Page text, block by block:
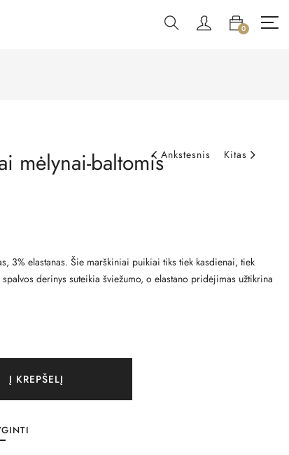
0
Ankstesnis Kitas
mėlynai-baltomis
3% elastanas. Šie marškiniai puikiai tiks tiek kasdienai, tiek
derinys suteikia šviežumo, o elastano pridėjimas užtikrina
Į KREPŠELĮ